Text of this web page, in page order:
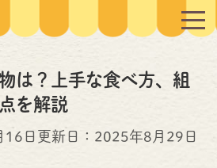
は？上手な食べ方、組
を解説
16日 更新日： 2025年8月29日